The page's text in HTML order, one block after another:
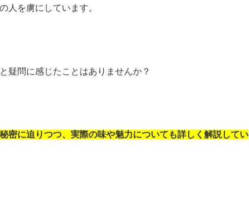
人を虜にしています。
疑問に感じたことはありませんか？
密に迫りつつ、実際の味や魅力についても詳しく解説してい